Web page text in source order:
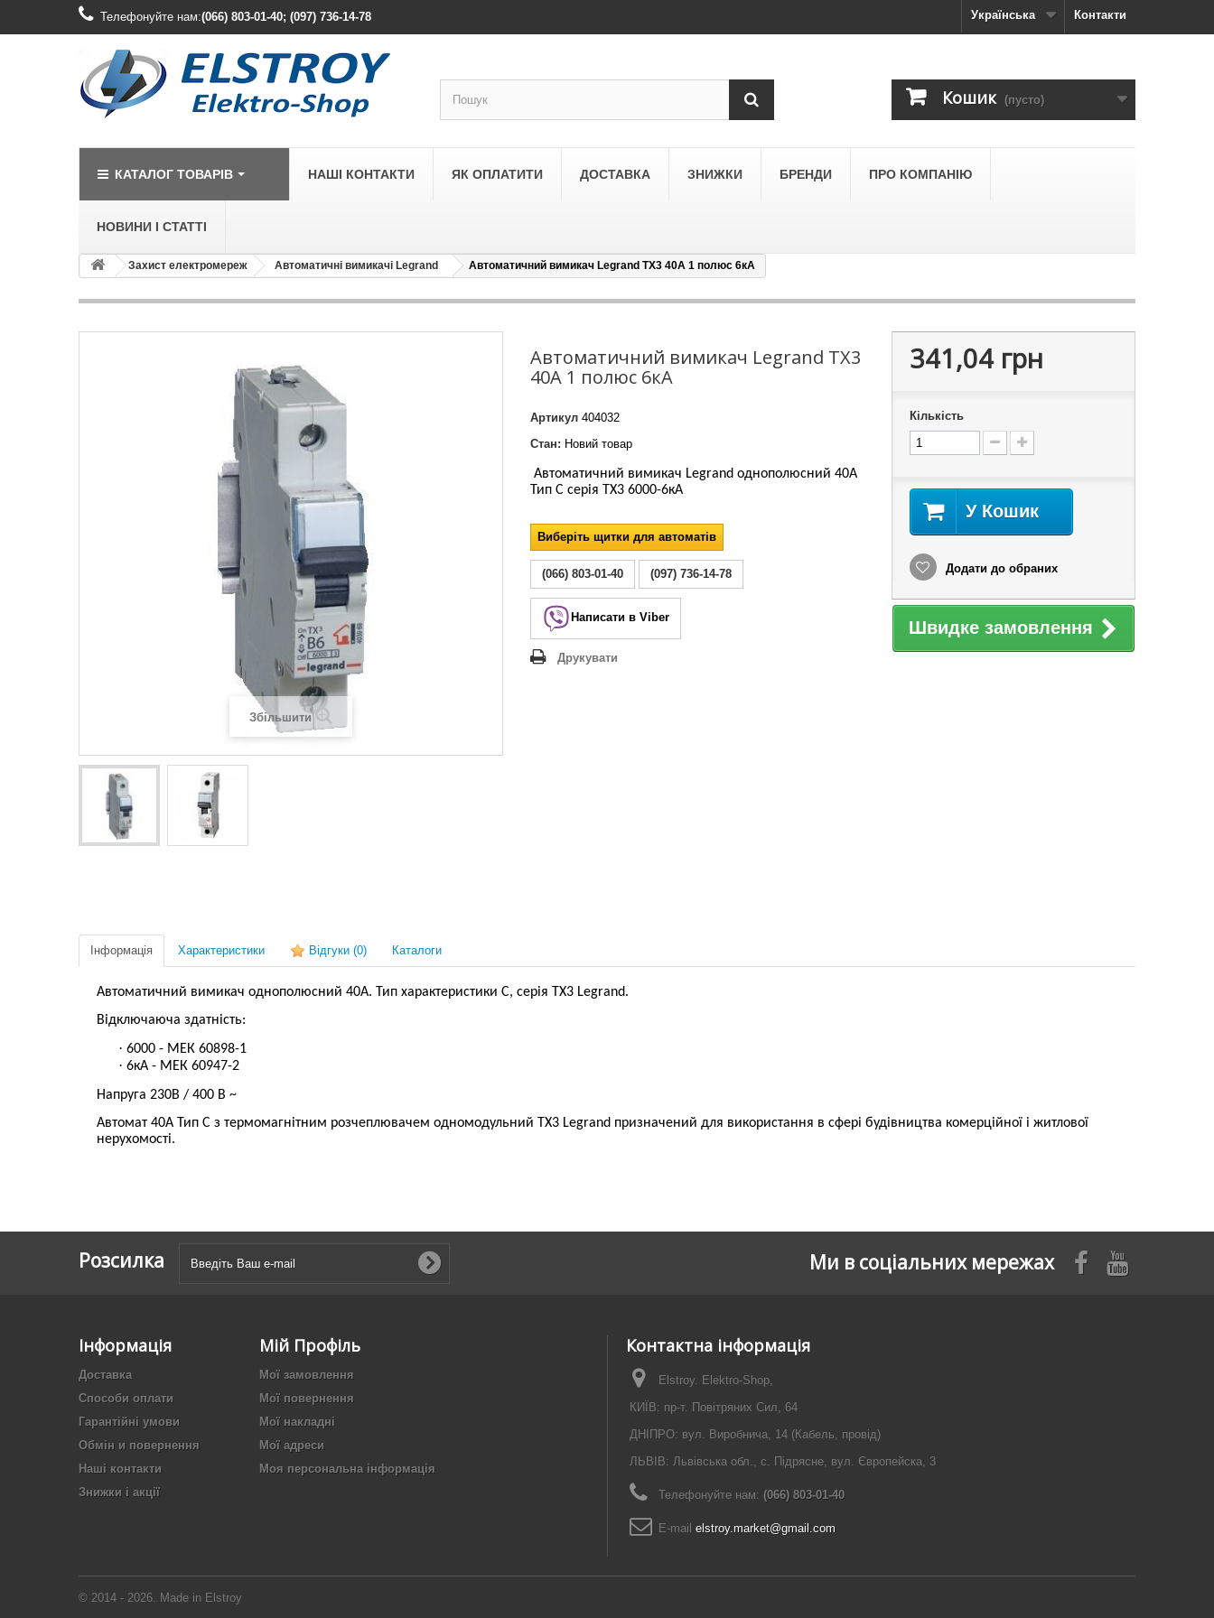
Контакти
Телефонуйте нам:(066) 803-01-40; (097) 736-14-78 Українська
Кошик (пусто)
КАТАЛОГ ТОВАРІВ
LEGRAND
Legrand Forix
Legrand Valena Allure
Legrand Valena Life
LEGRAND
LEZARD
Lezard Deriy
НАШІ КОНТАКТИ ЯК ОПЛАТИТИ ДОСТАВКА ЗНИЖКИ БРЕНДИ ПРО КОМПАНІЮ
НОВИНИ І СТАТТІ
Захист електромереж Автоматичні вимикачі Legrand Автоматичний вимикач Legrand TX3 40A 1 полюс 6кА
Збільшити
Автоматичний вимикач Legrand TX3
40A 1 полюс 6кА
Артикул 404032
Стан: Новий товар
Автоматичний вимикач Legrand однополюсний 40А
Тип С серія ТХ3 6000-6кА
Виберіть щитки для автоматів
(066) 803-01-40 (097) 736-14-78
Написати в Viber
Друкувати
341,04 грн
Кількість
У Кошик
Додати до обраних
Швидке замовлення
Інформація Характеристики Відгуки (0) Каталоги
Автоматичний вимикач однополюсний 40А. Тип характеристики С, серія ТХ3 Legrand.
Відключаюча здатність:
· 6000 - МЕК 60898-1
· 6кА - МЕК 60947-2
Напруга 230В / 400 В ~
Автомат 40А Тип С з термомагнітним розчеплювачем одномодульний ТХ3 Legrand призначений для використання в сфері будівництва комерційної і житлової
нерухомості.
Розсилка Ми в соціальних мережах
Інформація
Доставка
Способи оплати
Гарантійні умови
Обмін и повернення
Наші контакти
Знижки і акції
© 2014 - 2026. Made in Elstroy
Мій Профіль
Мої замовлення
Мої повернення
Мої накладні
Мої адреси
Моя персональна інформація
Контактна інформація
Elstroy. Elektro-Shop,
КИЇВ: пр-т. Повітряних Сил, 64
ДНІПРО: вул. Виробнича, 14 (Кабель, провід)
ЛЬВІВ: Львівська обл., с. Підрясне, вул. Європейска, 3
Телефонуйте нам: (066) 803-01-40
E-maіl elstroy.market@gmail.com